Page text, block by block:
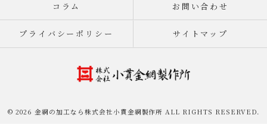
コラム お問い合わせ
プライバシーポリシー サイトマップ
© 2026 金網の加工なら株式会社小貫金網製作所 ALL RIGHTS RESERVED.